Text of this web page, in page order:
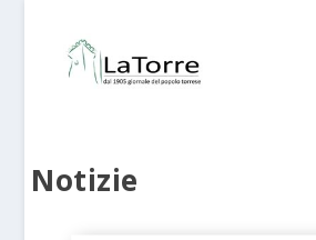
Notizie